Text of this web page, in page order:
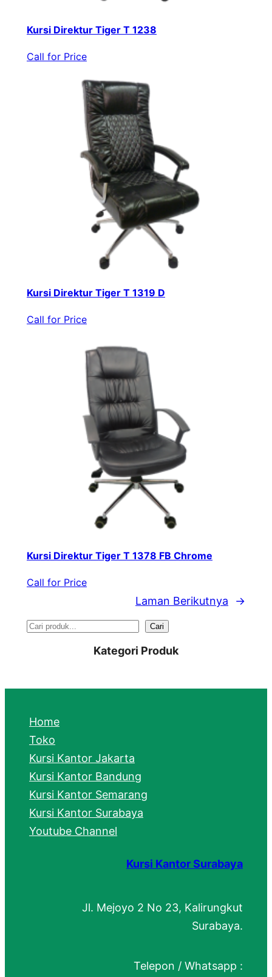
Kursi Direktur Tiger T 1238
Call for Price
Kursi Direktur Tiger T 1319 D
Call for Price
Kursi Direktur Tiger T 1378 FB Chrome
Call for Price
Laman Berikutnya →
S
r
h
Cari
Kategori Produk
Home
Toko
Kursi Kantor Jakarta
Kursi Kantor Bandung
Kursi Kantor Semarang
Kursi Kantor Surabaya
Youtube Channel
Kursi Kantor Surabaya
Jl. Mejoyo 2 No 23, Kalirungkut
Surabaya.
Telepon / Whatsapp :